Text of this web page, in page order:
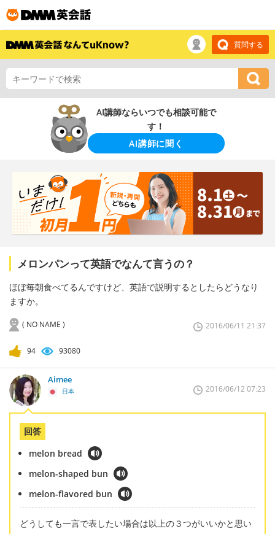
質問する
AI講師ならいつでも相談可能で
す！
AI講師に聞く
メロンパンって英語でなんて言うの？
ほぼ毎朝食べてるんですけど、英語で説明するとしたらどうなり
ますか。
( NO NAME ) 2016/06/11 21:37
94 93080
Aimee
日本 2016/06/12 07:23
回答
melon bread
melon-shaped bun
melon-flavored bun
どうしても一言で表したい場合は以上の３つがいいかと思い